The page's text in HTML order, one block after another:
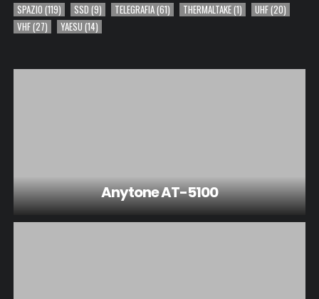
SPAZIO (119) SSD (9) TELEGRAFIA(61) THERMALTAKE(1) UHF(20)
VHF(27) YAESU (14)
Anytone AT-5100